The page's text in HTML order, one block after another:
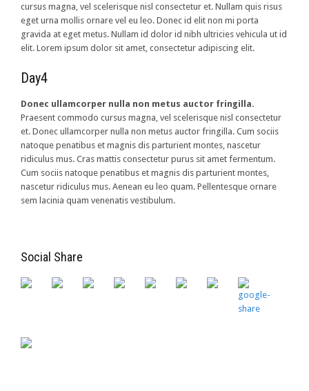
cursus magna, vel scelerisque nisl consectetur et. Nullam quis risus
eget urna mollis ornare vel eu leo. Donec id elit non mi porta
gravida at eget metus. Nullam id dolor id nibh ultricies vehicula ut id
elit. Lorem ipsum dolor sit amet, consectetur adipiscing elit.
Day4
Donec ullamcorper nulla non metus auctor fringilla.
Praesent commodo cursus magna, vel scelerisque nisl consectetur
et. Donec ullamcorper nulla non metus auctor fringilla. Cum sociis
natoque penatibus et magnis dis parturient montes, nascetur
ridiculus mus. Cras mattis consectetur purus sit amet fermentum.
Cum sociis natoque penatibus et magnis dis parturient montes,
nascetur ridiculus mus. Aenean eu leo quam. Pellentesque ornare
sem lacinia quam venenatis vestibulum.
Social Share